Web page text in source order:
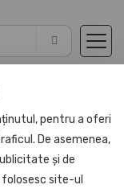
Gifts
pentru a oferi
De asemenea,
și de
site-ul